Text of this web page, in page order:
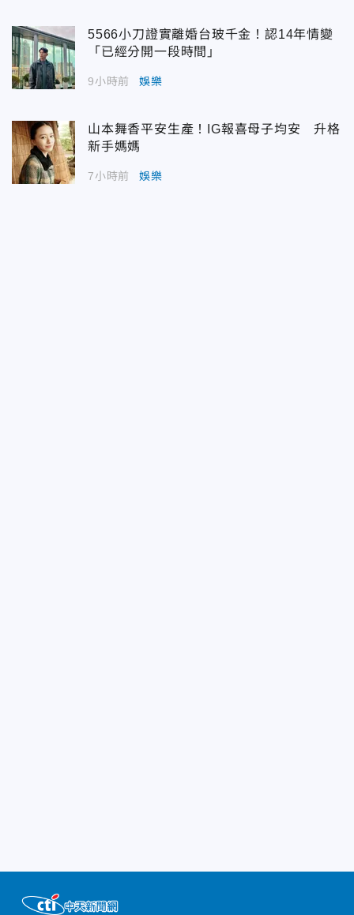
5566小刀證實離婚台玻千金！認14年情變
「已經分開一段時間」
9小時前 娛樂
山本舞香平安生產！IG報喜母子均安 升格
新手媽媽
7小時前 娛樂